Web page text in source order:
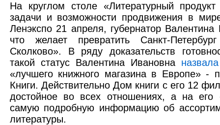
На круглом столе «Литературный
задачи и возможности продвижения в
Ленэкспо 21 апреля, губернатор
что желает превратить Санкт-
Сколково». В ряду доказательств
такой статус Валентина Ивановна назвала
«лучшего книжного магазина в Европе» -
Книги. Действительно Дом книги с его 12
достойное во всех отношениях, а на его
самую подробную информацию об
литературы.